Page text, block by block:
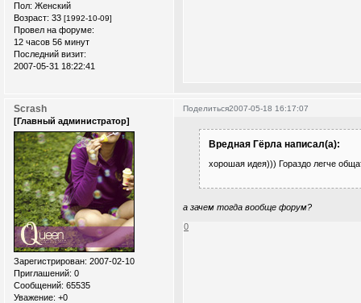
Пол: Женский
Возраст: 33 [1992-10-09]
Провел на форуме:
12 часов 56 минут
Последний визит:
2007-05-31 18:22:41
Поделиться2007-05-18 16:17:07
Scrash
[Главный администратор]
Зарегистрирован: 2007-02-10
Приглашений: 0
Сообщений: 65535
Уважение: +0
Вредная Гёрла написал(а):
хорошая идея))) Гораздо легче
а зачем тогда вообще форум?
0